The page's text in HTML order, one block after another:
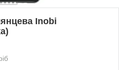
Inobi